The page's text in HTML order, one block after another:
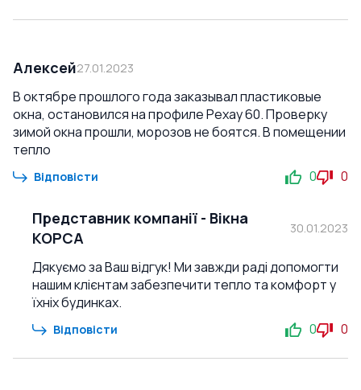
Алексей27.01.2023
В октябре прошлого года заказывал пластиковые
окна, остановился на профиле Рехау 60. Проверку
зимой окна прошли, морозов не боятся. В помещении
тепло
Відповісти 0 0
Представник компанії - Вікна
КОРСА
30.01.2023
Дякуємо за Ваш відгук! Ми завжди раді допомогти
нашим клієнтам забезпечити тепло та комфорт у
їхніх будинках.
Відповісти 0 0